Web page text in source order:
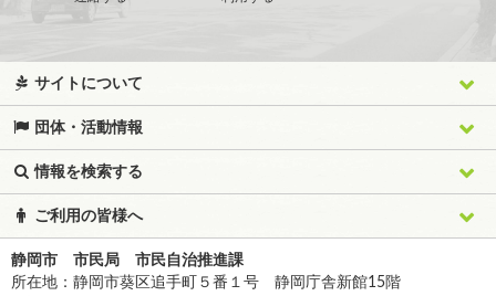
サイトについて
団体・活動情報
情報を検索する
ご利用の皆様へ
静岡市 市民局 市民自治推進課
所在地：静岡市葵区追手町５番１号 静岡庁舎新館15階